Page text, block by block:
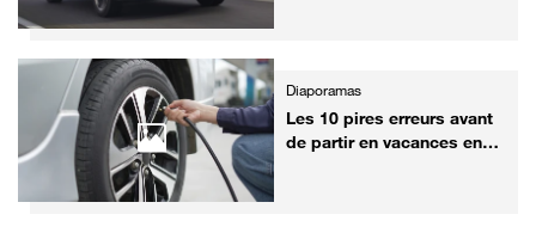
Diaporamas
Les 10 pires erreurs avant
de partir en vacances en